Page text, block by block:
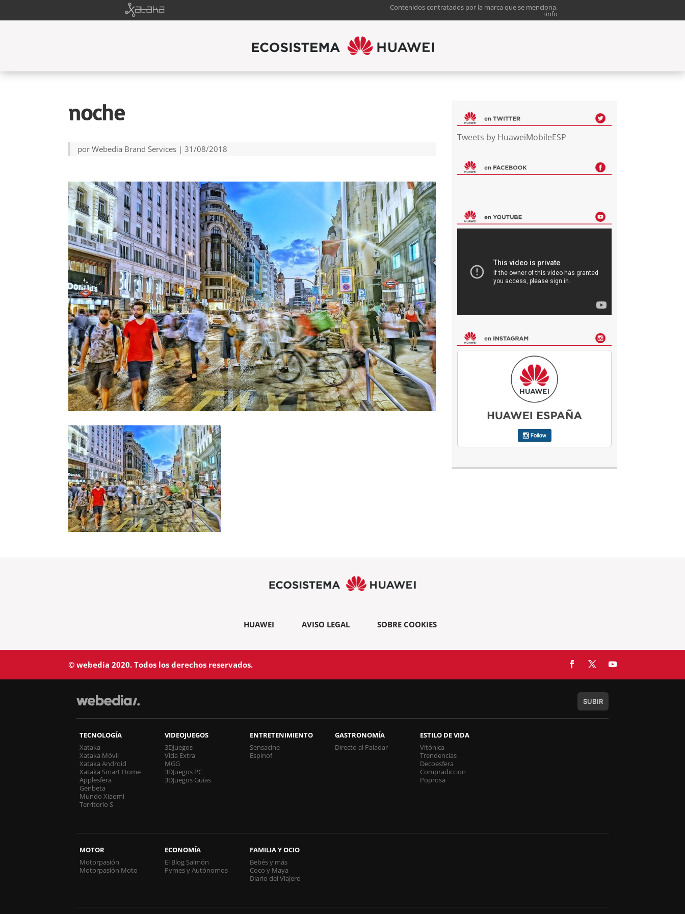
Contenidos contratados por la marca que se menciona.
+info
noche
porWebedia Brand Services |31/08/2018
Tweets by HuaweiMobileESP
HUAWEI AVISO LEGAL SOBRE COOKIES
© webedia 2020. Todos los derechos reservados.
SUBIR
TECNOLOGÍA
Xataka
Xataka Móvil
Xataka Android
Xataka Smart Home
Applesfera
Genbeta
Mundo Xiaomi
Territorio S
VIDEOJUEGOS
3DJuegos
Vida Extra
MGG
3DJuegos PC
3DJuegos Guías
ENTRETENIMIENTO
Sensacine
Espinof
GASTRONOMÍA
Directo al Paladar
ESTILO DE VIDA
Vitónica
Trendencias
Decoesfera
Compradiccion
Poprosa
MOTOR
Motorpasión
Motorpasión Moto
ECONOMÍA
El Blog Salmón
Pymes y Autónomos
FAMILIA Y OCIO
Bebés y más
Coco y Maya
Diario del Viajero